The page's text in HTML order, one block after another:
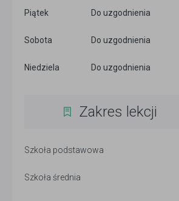
Piątek Do uzgodnienia
Sobota Do uzgodnienia
Niedziela Do uzgodnienia
Zakres lekcji
Szkoła podstawowa
Szkoła średnia